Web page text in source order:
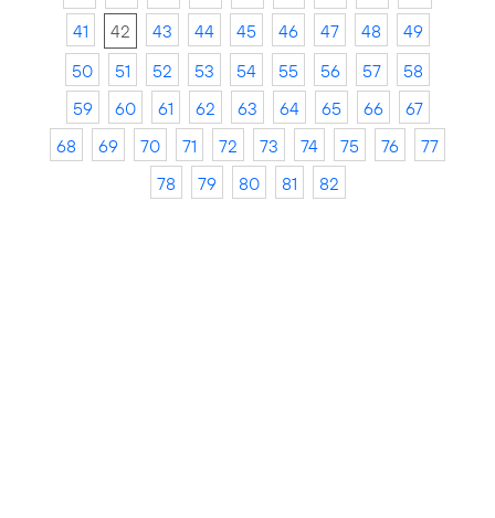
41
42 43 44 45 46 47 48
49
50
51 52 53 54 55 56 57
58
59
60 61 62 63 64 65 66
67
68
69 70 71 72 73 74 75 76
77
78
79 80 81 82